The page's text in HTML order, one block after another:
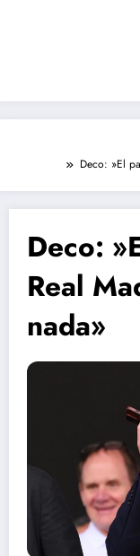
Deco: »El
Deco:
Real
nada»